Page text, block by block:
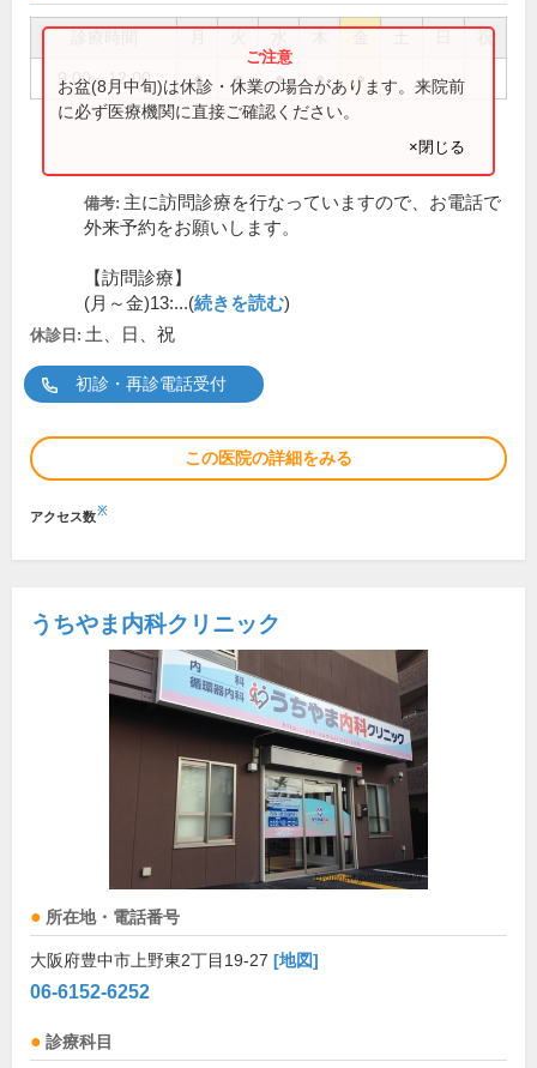
祝
9:00～12:00 ● ● ● ● ●
お盆(8月中旬)は休診・休業の場合があります。来院前
に必ず医療機関に直接ご確認ください。
×閉じる
備考: 主に訪問診療を行なっていますので、お電話で
外来予約をお願いします。
【訪問診療】
(月～金)13:...(続きを読む)
休診日: 土、日、祝
初診・再診電話受付
この医院の詳細をみる
アクセス数※
うちやま内科クリニック
所在地・電話番号
大阪府豊中市上野東2丁目19-27 [地図]
06-6152-6252
診療科目